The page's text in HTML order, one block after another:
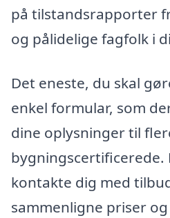
på tilstandsrapporter
og pålidelige fagfolk i
Det eneste, du skal
enkel formular, som
dine oplysninger til
bygningscertificerede.
kontakte dig med
sammenligne priser